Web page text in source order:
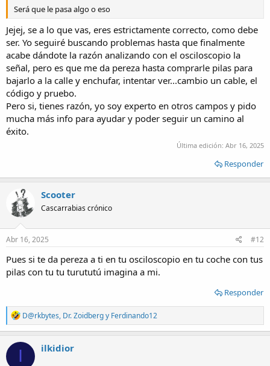
Será que le pasa algo o eso
Jejej, se a lo que vas, eres estrictamente correcto, como debe
ser. Yo seguiré buscando problemas hasta que finalmente
acabe dándote la razón analizando con el osciloscopio la
señal, pero es que me da pereza hasta comprarle pilas para
bajarlo a la calle y enchufar, intentar ver...cambio un cable, el
código y pruebo.
Pero si, tienes razón, yo soy experto en otros campos y pido
mucha más info para ayudar y poder seguir un camino al
éxito.
Última edición: Abr 16, 2025
Responder
Scooter
Cascarrabias crónico
Abr 16, 2025 #12
Pues si te da pereza a ti en tu osciloscopio en tu coche con tus
pilas con tu tu turututú imagina a mi.
Responder
R
e
a
c
D@rkbytes, Dr. Zoidbergy Ferdinando12
I ilkidior